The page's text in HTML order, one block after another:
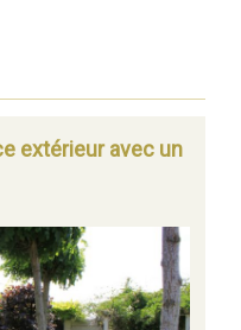
extérieur avec un